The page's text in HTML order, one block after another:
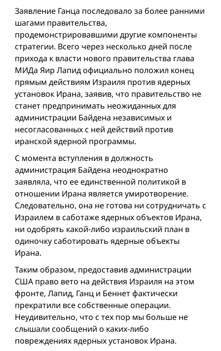
Заявление Ганца последовало за более ранними
шагами правительства,
продемонстрировавшими другие компоненты
стратегии. Всего через несколько дней после
прихода к власти нового правительства глава
МИДа Яир Лапид официально положил конец
прямым действиям Израиля против ядерных
установок Ирана, заявив, что правительство не
станет предпринимать неожиданных для
администрации Байдена независимых и
несогласованных с ней действий против
иранской ядерной программы.
С момента вступления в должность
администрация Байдена неоднократно
заявляла, что ее единственной политикой в
отношении Ирана является умиротворение.
Следовательно, она не готова ни сотрудничать с
Израилем в саботаже ядерных объектов Ирана,
ни одобрять какой-либо израильский план в
одиночку саботировать ядерные объекты
Ирана.
Таким образом, предоставив администрации
США право вето на действия Израиля на этом
фронте, Лапид, Ганц и Беннет фактически
прекратили все собственные операции.
Неудивительно, что с тех пор мы больше не
слышали сообщений о каких-либо
повреждениях ядерных установок Ирана.